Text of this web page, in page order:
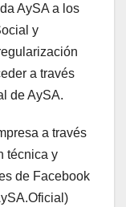
AySA a los
y
a través
de AySA.
a través
técnica y
de Facebook